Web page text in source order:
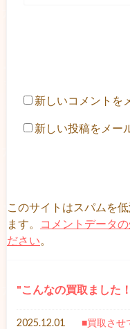
新しいコメントを
新しい投稿をメー
このサイトはスパムを
ます。
コメントデータ
ださい。
こんなの買取ました！
2025.12.01 ■買取させ